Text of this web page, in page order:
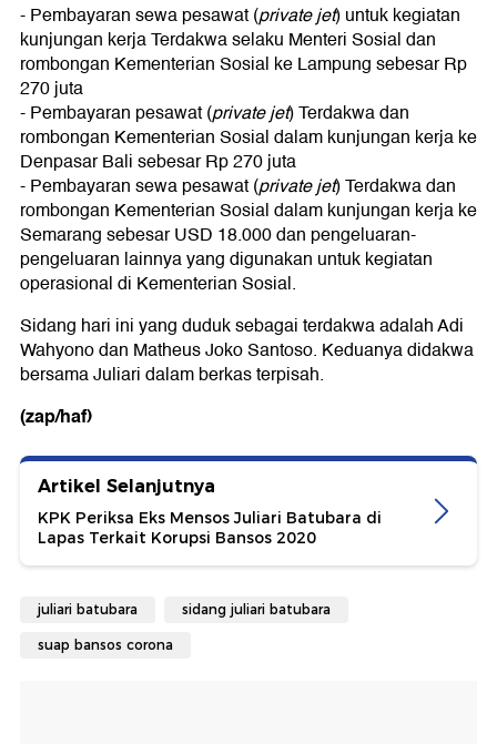
- Pembayaran sewa pesawat (private jet) untuk kegiatan
kunjungan kerja Terdakwa selaku Menteri Sosial dan
rombongan Kementerian Sosial ke Lampung sebesar Rp
270 juta
- Pembayaran pesawat (private jet) Terdakwa dan
rombongan Kementerian Sosial dalam kunjungan kerja ke
Denpasar Bali sebesar Rp 270 juta
- Pembayaran sewa pesawat (private jet) Terdakwa dan
rombongan Kementerian Sosial dalam kunjungan kerja ke
Semarang sebesar USD 18.000 dan pengeluaran-
pengeluaran lainnya yang digunakan untuk kegiatan
operasional di Kementerian Sosial.
Sidang hari ini yang duduk sebagai terdakwa adalah Adi
Wahyono dan Matheus Joko Santoso. Keduanya didakwa
bersama Juliari dalam berkas terpisah.
(zap/haf)
Artikel Selanjutnya
KPK Periksa Eks Mensos Juliari Batubara di
Lapas Terkait Korupsi Bansos 2020
juliari batubara sidang juliari batubara
suap bansos corona